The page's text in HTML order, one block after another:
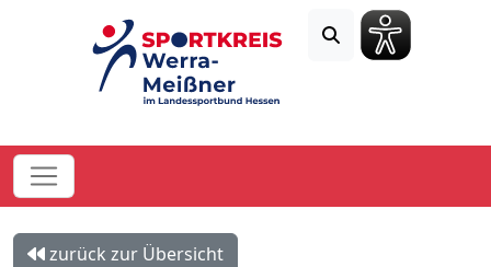
zurück zur Übersicht